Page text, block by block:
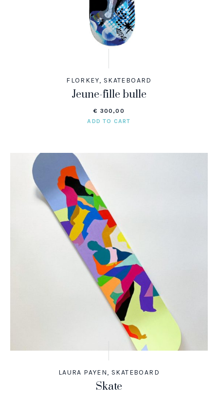
FLORKEY, SKATEBOARD
Jeune-fille bulle
€ 300,00
ADD TO CART
LAURA PAYEN, SKATEBOARD
Skate